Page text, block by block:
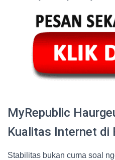
MyRepublic
Kualitas Internet di
Stabilitas bukan cuma soal